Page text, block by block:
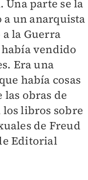
Una parte se la
un anarquista
la Guerra
vendido
Era una
había cosas
las obras de
libros sobre
de Freud
Editorial